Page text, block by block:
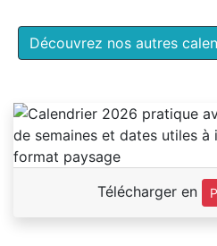
Découvrez nos autres
Télécharger en